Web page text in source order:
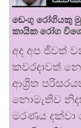
ඩෙංගු රෝගියකු
කායික රෝග
අද අප ජීවත්
කවරදාවත්
ආශ්‍රිත
නොමැතිව
මරණය දක්වා